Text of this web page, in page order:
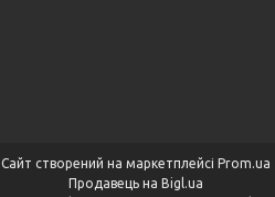
Сайт створений на маркетплейсі Prom.ua
Продавець на Bigl.ua